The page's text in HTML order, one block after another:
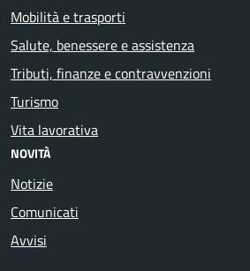
Mobilità e trasporti
Salute, benessere e assistenza
Tributi, finanze e contravvenzioni
Turismo
Vita lavorativa
NOVITÀ
Notizie
Comunicati
Avvisi